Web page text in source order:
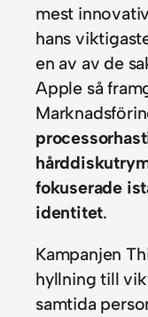
mest
hans
en av av de
Apple så
fokuserade
identitet.
Kampanjen
hyllning till
samtida